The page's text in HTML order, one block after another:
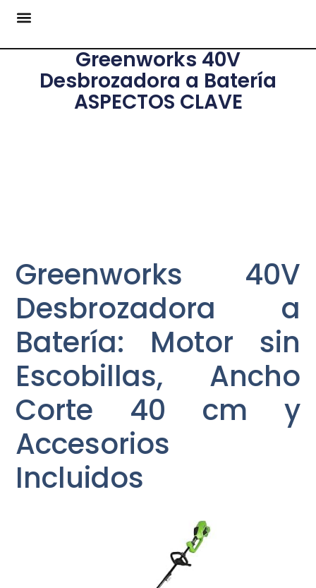
Greenworks 40V
Desbrozadora a Batería
ASPECTOS CLAVE
Greenworks 40V
Desbrozadora a
Batería: Motor sin
Escobillas, Ancho
Corte 40 cm y
Accesorios
Incluidos